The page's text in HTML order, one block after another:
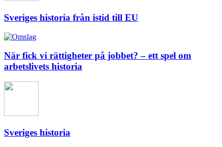
Sveriges historia från istid till EU
När fick vi rättigheter på jobbet? – ett spel om
arbetslivets historia
Sveriges historia